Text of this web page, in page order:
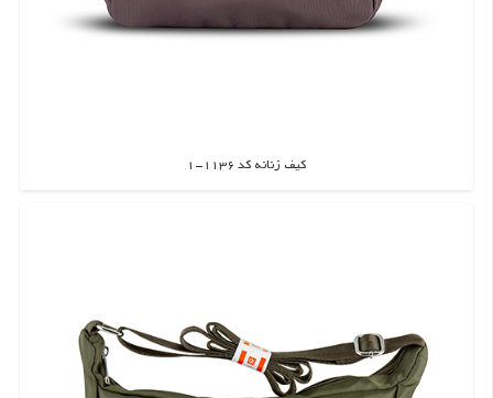
کیف زنانه کد 1136-1
اطلاعات بیشتر